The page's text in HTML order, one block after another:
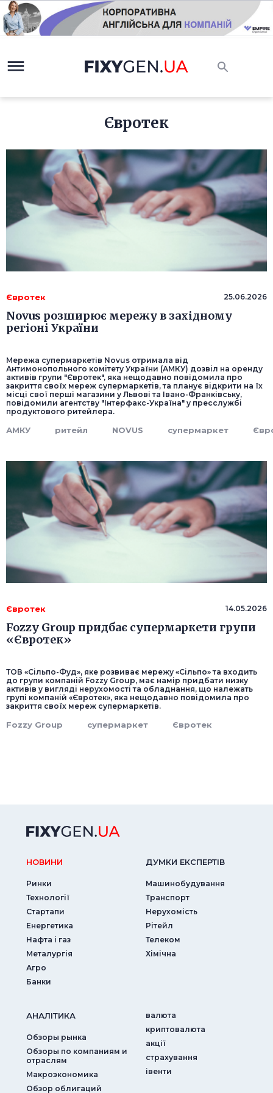
Євротек
Євротек 25.06.2026
Novus розширює мережу в західному
регіоні України
Мережа супермаркетів Novus отримала від
Антимонопольного комітету України (АМКУ) дозвіл на оренду
активів групи "Євротек", яка нещодавно повідомила про
закриття своїх мереж супермаркетів, та планує відкрити на їх
місці свої перші магазини у Львові та Івано-Франківську,
повідомили агентству "Інтерфакс-Україна" у пресслужбі
продуктового ритейлера.
АМКУ ритейл NOVUS супермаркет
Євротек 14.05.2026
Fozzy Group придбає супермаркети групи
«Євротек»
ТОВ «Сільпо-Фуд», яке розвиває мережу «Сільпо» та входить
до групи компаній Fozzy Group, має намір придбати низку
активів у вигляді нерухомості та обладнання, що належать
групі компаній «Євротек», яка нещодавно повідомила про
закриття своїх мереж супермаркетів.
Fozzy Group супермаркет Євротек
НОВИНИ
Ринки
Технології
Стартапи
Енергетика
Нафта і газ
Металургія
Агро
Банки
ДУМКИ ЕКСПЕРТIВ
Машинобудування
Транспорт
Нерухомість
Рітейл
Телеком
Хімічна
АНАЛIТИКА
Обзоры рынка
Обзоры по компаниям и
отраслям
Макроэкономика
Обзор облигаций
валюта
криптовалюта
акції
страхування
iвенти